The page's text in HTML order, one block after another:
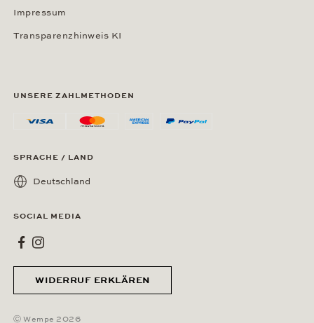
Impressum
Transparenzhinweis KI
UNSERE ZAHLMETHODEN
SPRACHE / LAND
Deutschland
SOCIAL MEDIA
Wempe bei Facebook
Wempe bei Instagram
WIDERRUF ERKLÄREN
Ⓒ Wempe 2026